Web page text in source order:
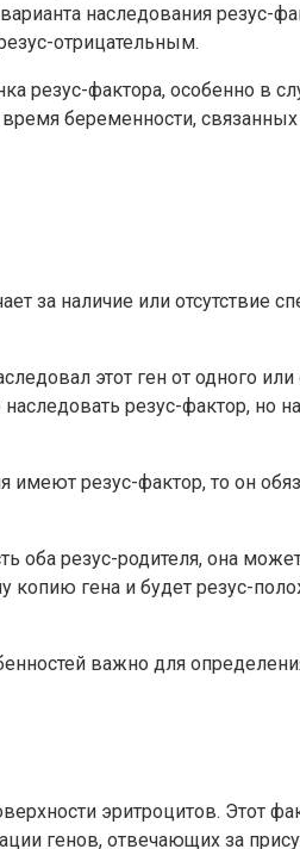
наследования резус-
отрицательным.
резус-фактора, особенно в
беременности, связанных
за наличие или отсутствие
этот ген от одного или
резус-фактор, но
имеют резус-фактор, то он
оба резус-родителя, она
копию гена и будет резус-
важно для
эритроцитов. Этот
генов, отвечающих за